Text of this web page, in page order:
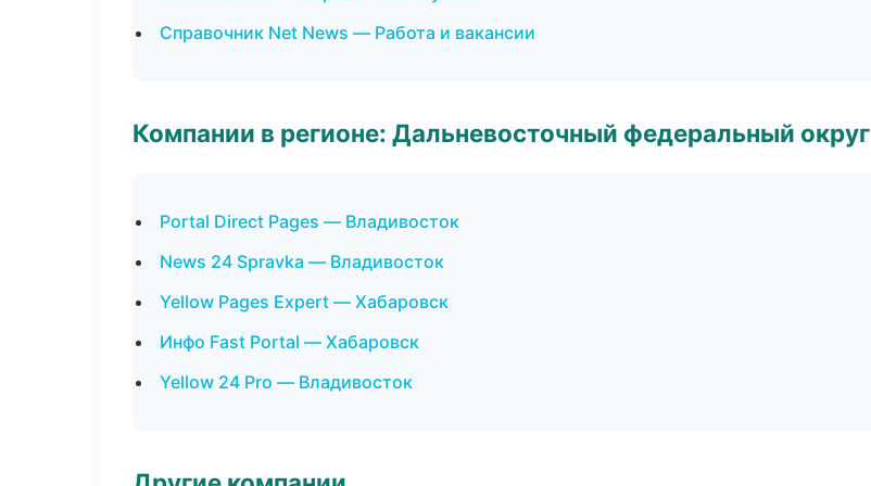
Справочник Net News — Работа и вакансии
Компании в регионе: Дальневосточный федеральный округ
Portal Direct Pages — Владивосток
News 24 Spravka — Владивосток
Yellow Pages Expert — Хабаровск
Инфо Fast Portal — Хабаровск
Yellow 24 Pro — Владивосток